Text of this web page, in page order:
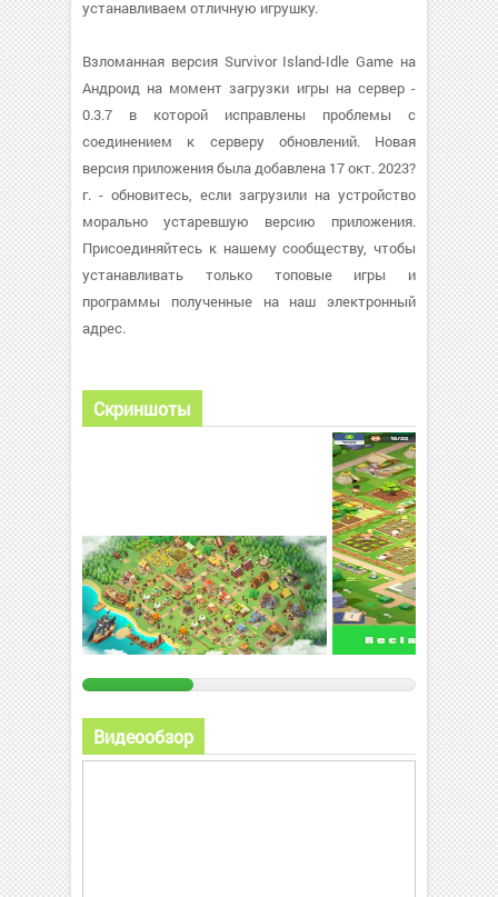
устанавливаем отличную игрушку.
Взломанная версия Survivor Island-Idle Game на
Андроид на момент загрузки игры на сервер -
0.3.7 в которой исправлены проблемы с
соединением к серверу обновлений. Новая
версия приложения была добавлена 17 окт. 2023?
г. - обновитесь, если загрузили на устройство
морально устаревшую версию приложения.
Присоединяйтесь к нашему сообществу, чтобы
устанавливать только топовые игры и
программы полученные на наш электронный
адрес.
Скриншоты
Видеообзор